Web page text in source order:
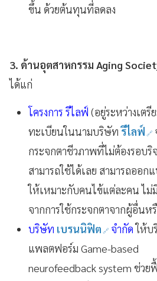
ขึ้น ด้วยต้นทุนที่ลดลง
3. ด้านอุตสาหกรรม Aging
ได้แก่
โครงการ รีไลฟ์ (อยู่ระหว่างเตรี
ทะเบียนในนามบริษัทรีไลฟ์
กระจกตาชีวภาพที่ไม่ต้องรอบริ
สามารถใช้ได้เลย สามารถออก
ให้เหมาะกับคนไข้แต่ละคน ไม่มี
จากการใช้กระจกตาจากผู้อื่นห
บริษัท เบรนนิฟิต จำกัดให้บ
แพลตฟอร์ม Game-based
neurofeedback system ช่ว